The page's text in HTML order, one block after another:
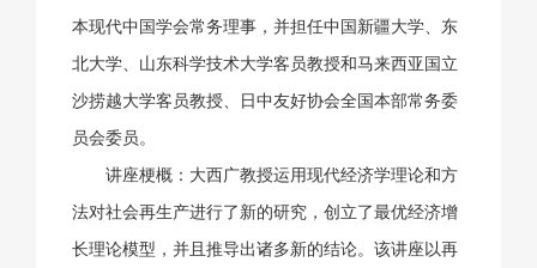
本现代中国学会常务理事，并担任中国新疆大学、东
北大学、山东科学技术大学客员教授和马来西亚国立
沙捞越大学客员教授、日中友好协会全国本部常务委
员会委员。
讲座梗概：大西广教授运用现代经济学理论和方
法对社会再生产进行了新的研究，创立了最优经济增
长理论模型，并且推导出诸多新的结论。该讲座以再